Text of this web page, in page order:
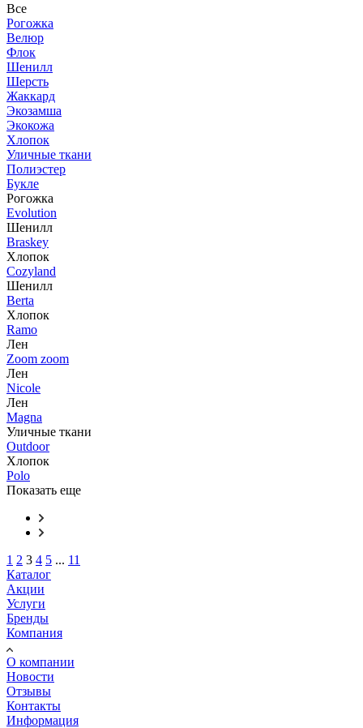
Все
Рогожка
Велюр
Флок
Шенилл
Шерсть
Жаккард
Экозамша
Экокожа
Хлопок
Уличные ткани
Полиэстер
Букле
Рогожка
Evolution
Шенилл
Braskey
Хлопок
Cozyland
Шенилл
Berta
Хлопок
Ramo
Лен
Zoom zoom
Лен
Nicole
Лен
Magna
Уличные ткани
Outdoor
Хлопок
Polo
Показать еще
1 2 3 4 5 ... 11
Каталог
Акции
Услуги
Бренды
Компания
О компании
Новости
Отзывы
Контакты
Информация